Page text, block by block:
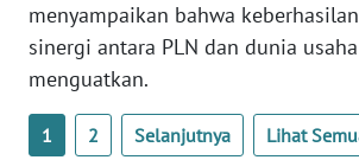
menyampaikan bahwa
sinergi antara PLN dan dunia
menguatkan.
1 2 Selanjutnya Lihat
NUSANTARA
WN
JOGJA